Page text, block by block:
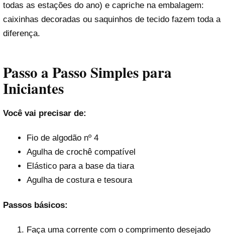
todas as estações do ano) e capriche na embalagem:
caixinhas decoradas ou saquinhos de tecido fazem toda a
diferença.
Passo a Passo Simples para
Iniciantes
Você vai precisar de:
Fio de algodão nº 4
Agulha de crochê compatível
Elástico para a base da tiara
Agulha de costura e tesoura
Passos básicos:
Faça uma corrente com o comprimento desejado